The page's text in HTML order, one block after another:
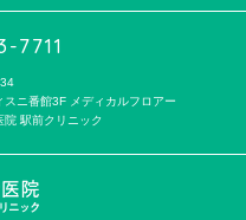
ニ番館3F メディカルフロアー
院 駅前クリニック
7711